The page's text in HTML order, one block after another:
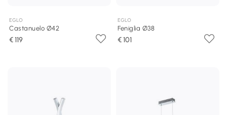
EGLO
Castanuelo Ø42
€ 119
EGLO
Feniglia Ø38
€ 101